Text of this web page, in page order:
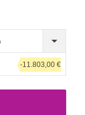
da solo.
che conduce
da letto.
un ripostiglio.
tua nuova
-11.803,00 €